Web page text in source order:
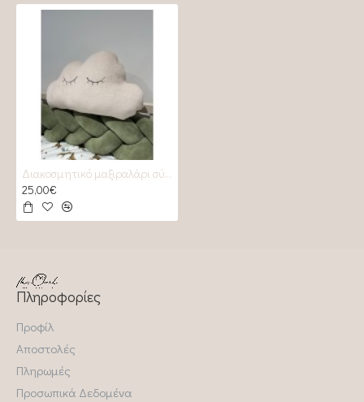
Διακοσμητικό μαξιραλάρι σύννεφο Almond
25,00€
Πληροφορίες
Προφίλ
Αποστολές
Πληρωμές
Προσωπικά Δεδομένα